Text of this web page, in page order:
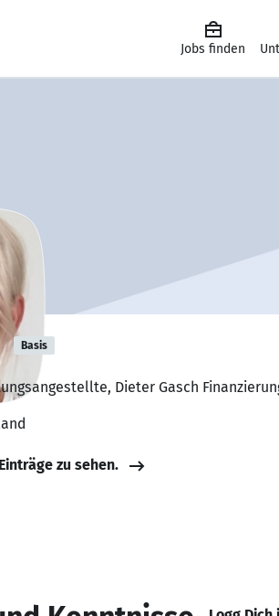
Jobs finden
Basis
Dieter Gasch
zu sehen.